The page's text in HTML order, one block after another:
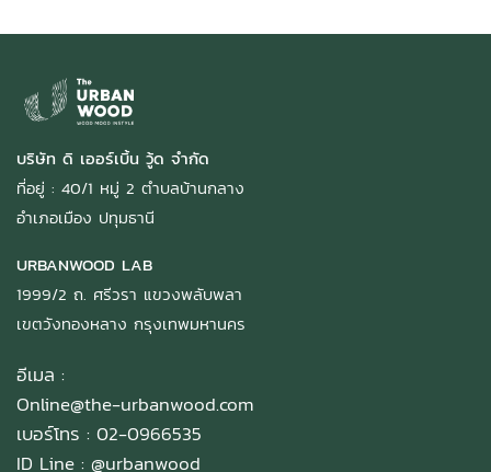
บริษัท ดิ เออร์เบิ้น วู้ด จำกัด
ที่อยู่ : 40/1 หมู่ 2 ตำบลบ้านกลาง
อำเภอเมือง ปทุมธานี
URBANWOOD LAB
1999/2 ถ. ศรีวรา แขวงพลับพลา
เขตวังทองหลาง กรุงเทพมหานคร
อีเมล :
Online@the-urbanwood.com
เบอร์โทร : 02-0966535
ID Line : @urbanwood